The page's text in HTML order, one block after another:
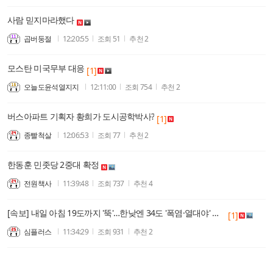
사람 믿지마라했다
곱버둥절 12:20:55 조회 51 추천2
모스탄 미국무부 대응 [1]
오늘도윤석열지지 12:11:00 조회 754 추천 2
버스아파트 기획자 황희가 도시공학박사? [1]
종빨척살 12:06:53 조회 77 추천2
한동훈 민좃당 2중대 확정
전원책사 11:39:48 조회 737 추천 4
[속보] 내일 아침 19도까지 '뚝'…한낮엔 34도 '폭염·열대야' 계속 [1]
심플러스 11:34:29 조회 931 추천 2